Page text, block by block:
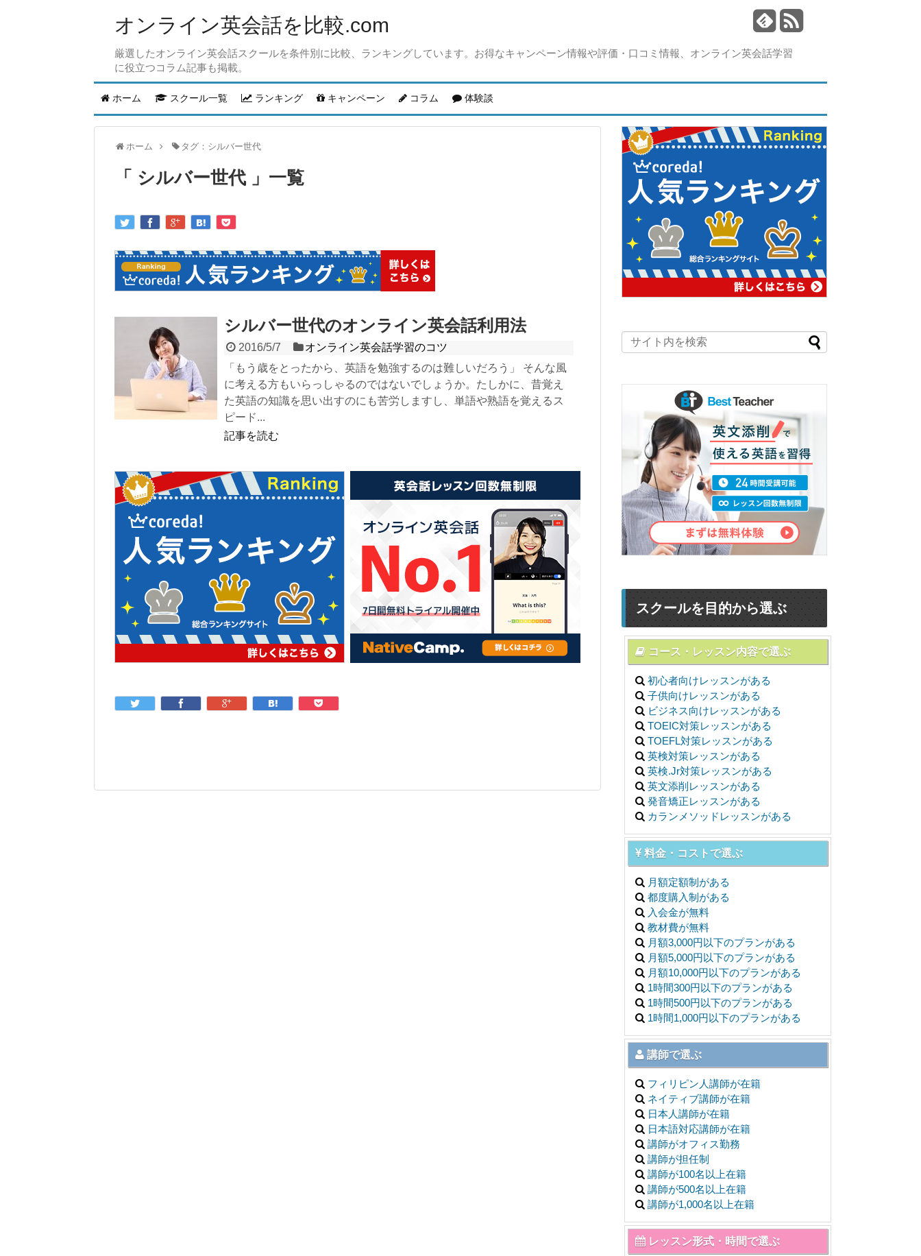
オンライン英会話を比較.com
厳選したオンライン英会話スクールを条件別に比較、ランキングしています。お得なキャンペーン情報や評価・口コミ情報、オンライン英会話学習
に役立つコラム記事も掲載。
ホーム スクール一覧 ランキング キャンペーン コラム 体験談
ホーム タグ：シルバー世代
シルバー世代 一覧
シルバー世代のオンライン英会話利用法
2016/5/7
オンライン英会話学習のコツ
「もう歳をとったから、英語を勉強するのは難しいだろう」 そんな風
に考える方もいらっしゃるのではないでしょうか。たしかに、昔覚え
た英語の知識を思い出すのにも苦労しますし、単語や熟語を覚えるス
ピード...
記事を読む
スクールを目的から選ぶ
コース・レッスン内容で選ぶ
初心者向けレッスンがある
子供向けレッスンがある
ビジネス向けレッスンがある
TOEIC対策レッスンがある
TOEFL対策レッスンがある
英検対策レッスンがある
英検.Jr対策レッスンがある
英文添削レッスンがある
発音矯正レッスンがある
カランメソッドレッスンがある
料金・コストで選ぶ
月額定額制がある
都度購入制がある
入会金が無料
教材費が無料
月額3,000円以下のプランがある
月額5,000円以下のプランがある
月額10,000円以下のプランがある
1時間300円以下のプランがある
1時間500円以下のプランがある
1時間1,000円以下のプランがある
講師で選ぶ
フィリピン人講師が在籍
ネイティブ講師が在籍
日本人講師が在籍
日本語対応講師が在籍
講師がオフィス勤務
講師が担任制
講師が100名以上在籍
講師が500名以上在籍
講師が1,000名以上在籍
レッスン形式・時間で選ぶ